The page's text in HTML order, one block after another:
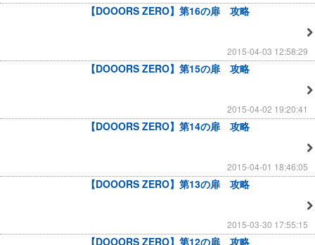
【DOOORS ZERO】第16の扉 攻略
2015-04-03 12:58:29
【DOOORS ZERO】第15の扉 攻略
2015-04-02 19:20:41
【DOOORS ZERO】第14の扉 攻略
2015-04-01 18:46:05
【DOOORS ZERO】第13の扉 攻略
2015-03-30 17:55:15
【DOOORS ZERO】第12の扉 攻略